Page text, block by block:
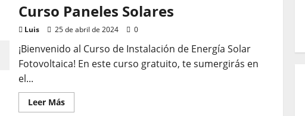
Curso
Paneles
Solares
Curso Paneles Solares
Luis 25 de abril de 2024 0
¡Bienvenido al Curso de Instalación de Energía Solar
Fotovoltaica! En este curso gratuito, te sumergirás en
el...
Leer MásLeer
más